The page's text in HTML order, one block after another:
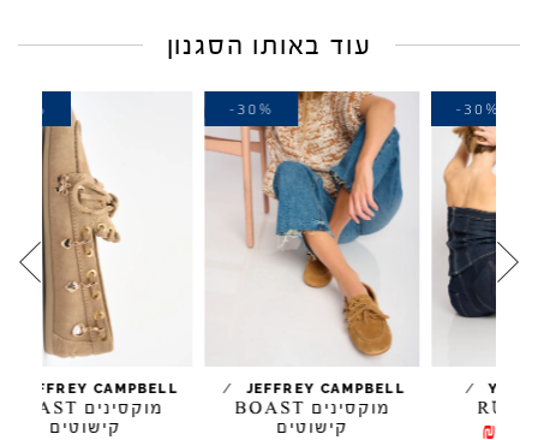
עוד באותו הסגנון
JEFFREY CAMPBELL
/
מוקסינים BOAST
קישוטים
-30%
JEFFREY CAMPBELL
/
מוקסינים BOAST
קישוטים
-30%